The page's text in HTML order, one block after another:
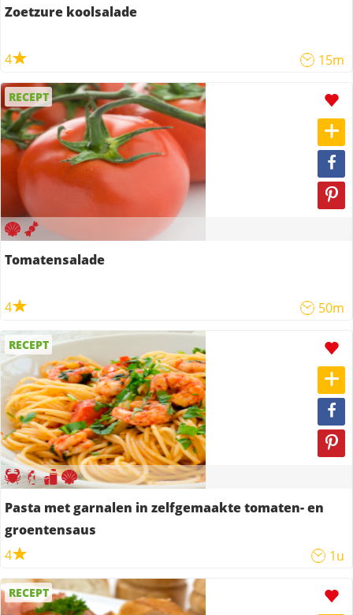
Zoetzure koolsalade
4 15m
RECEPT
Tomatensalade
4 50m
RECEPT
Pasta met garnalen in zelfgemaakte tomaten- en
groentensaus
4
1u
RECEPT